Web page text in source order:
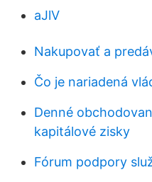
aJlV
Nakupovať a
Čo je nariadená
Denné
kapitálové zisky
Fórum podpory